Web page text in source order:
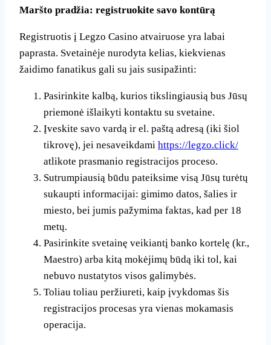
Maršto pradžia: registruokite savo kontūrą
Registruotis į Legzo Casino atvairuose yra labai
paprasta. Svetainėje nurodyta kelias, kiekvienas
žaidimo fanatikus gali su jais susipažinti:
Pasirinkite kalbą, kurios tikslingiausią bus Jūsų
priemonė išlaikyti kontaktu su svetaine.
Įveskite savo vardą ir el. paštą adresą (iki šiol
tikrovę), jei nesaveikdami https://legzo.click/
atlikote prasmanio registracijos proceso.
Sutrumpiausią būdu pateiksime visą Jūsų turėtų
sukaupti informacijai: gimimo datos, šalies ir
miesto, bei jumis pažymima faktas, kad per 18
metų.
Pasirinkite svetainę veikiantį banko kortelę (kr.,
Maestro) arba kitą mokėjimų būdą iki tol, kai
nebuvo nustatytos visos galimybės.
Toliau toliau peržiureti, kaip įvykdomas šis
registracijos procesas yra vienas mokamasis
operacija.